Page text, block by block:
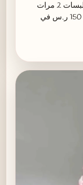
سهرة، حجم L، لون ابيض، عدد لبسات 2 مرات
للتأجير 50 ر.س باليوم أو للبيع 150 ر.س في